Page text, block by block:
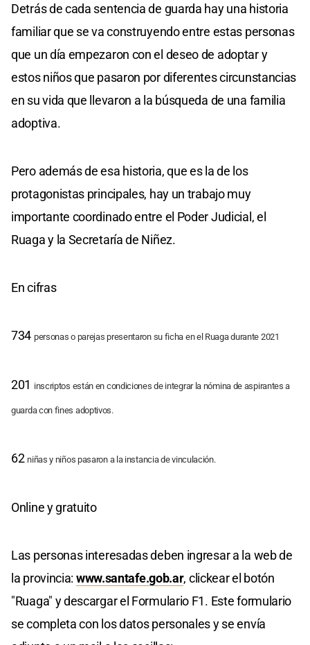
Detrás de cada sentencia de guarda hay una historia
familiar que se va construyendo entre estas personas
que un día empezaron con el deseo de adoptar y
estos niños que pasaron por diferentes circunstancias
en su vida que llevaron a la búsqueda de una familia
adoptiva.
Pero además de esa historia, que es la de los
protagonistas principales, hay un trabajo muy
importante coordinado entre el Poder Judicial, el
Ruaga y la Secretaría de Niñez.
En cifras
734 personaso parejas presentaron su ficha en el Ruaga durante 2021
201 inscriptos están en condiciones de integrar la nómina de aspirantes a
guarda con fines adoptivos.
62 niñasy niños pasaron a la instancia de vinculación.
Online y gratuito
Las personas interesadas deben ingresar a la web de
la provincia: www.santafe.gob.ar, clickear el botón
"Ruaga" y descargar el Formulario F1. Este formulario
se completa con los datos personales y se envía